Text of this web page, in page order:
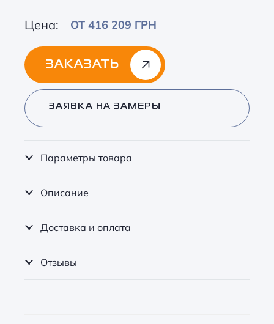
Цена: ОТ 416 209 ГРН
ЗАКАЗАТЬ
Alternative:
ЗАЯВКА НА ЗАМЕРЫ
Параметры товара
Описание
Доставка и оплата
Отзывы